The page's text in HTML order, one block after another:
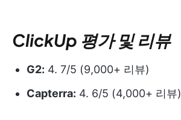
ClickUp 평가 및 리뷰
G2: 4. 7/5 (9,000+ 리뷰)
Capterra: 4. 6/5 (4,000+ 리뷰)